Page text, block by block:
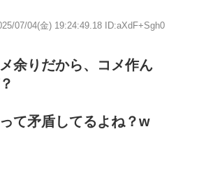
07/04(金) 19:24:49.18 ID:aXdF+Sgh0
余りだから、コメ作ん
て矛盾してるよね？w